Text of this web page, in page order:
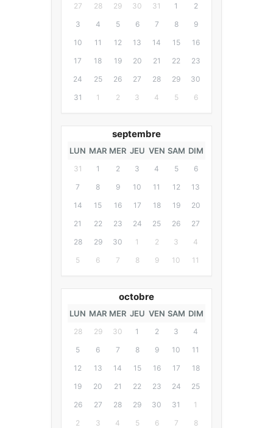
27 28 29 30 31 1
2
3
4 5 6 7 8
9
10
11 12 13 14 15
16
17
18 19 20 21 22
23
24
25 26 27 28 29
30
31
1 2 3 4 5 6
septembre
LUN MAR MER JEU VEN SAM DIM
31 1 2 3 4 5
6
7
8 9 10 11 12
13
14
15 16 17 18 19
20
21
22 23 24 25 26
27
28
29 30 1 2 3
4
5
6 7 8 9 10 11
octobre
LUN MAR MER JEU VEN SAM DIM
28 29 30 1 2 3
4
5
6 7 8 9 10
11
12
13 14 15 16 17
18
19
20 21 22 23 24
25
26
27 28 29 30 31
1
2
3 4 5 6 7 8